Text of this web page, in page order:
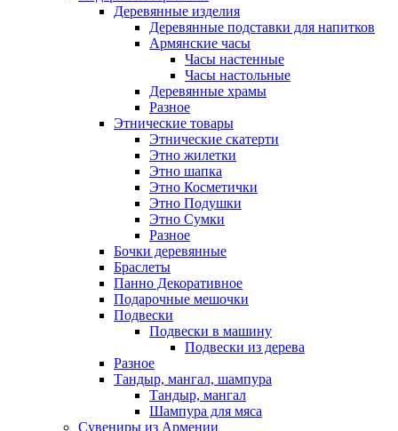
Деревянные изделия
Деревянные подставки для напитков
Армянские часы
Часы настенные
Часы настольные
Деревянные храмы
Разное
Этнические товары
Этнические скатерти
Этно жилетки
Этно шапка
Этно Косметички
Этно Подушки
Этно Сумки
Разное
Бочки деревянные
Браслеты
Панно Декоративное
Подарочные мешочки
Подвески
Подвески в машину
Подвески из дерева
Разное
Тандыр, мангал, шампура
Тандыр, мангал
Шампура для мяса
Сувениры из Армении